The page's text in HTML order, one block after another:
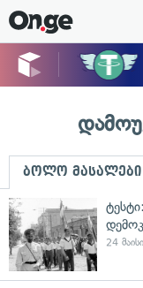
ბოლო მასალები
24